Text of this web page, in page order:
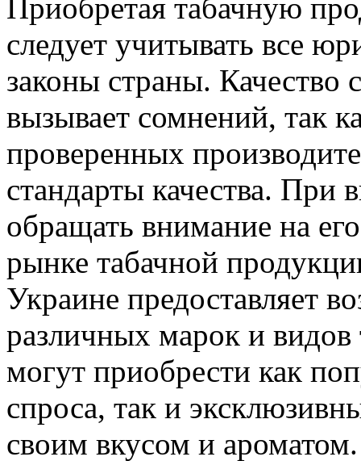
Приобретая табачную
следует учитывать все
законы страны. Качество
вызывает сомнений, так
проверенных
стандарты качества. При
обращать внимание на
рынке табачной
Украине предоставляет
различных марок и
могут приобрести как
спроса, так и
своим вкусом и